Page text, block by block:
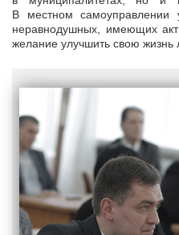
В местном самоуправлении
неравнодушных, имеющих
желание улучшить свою жизнь